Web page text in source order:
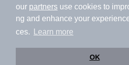
our partners use cookies to
ng and enhance your
ces.
Learn more
OK
利用規約
ライフスタイル
特定商取引法に基づく表記
運営会社